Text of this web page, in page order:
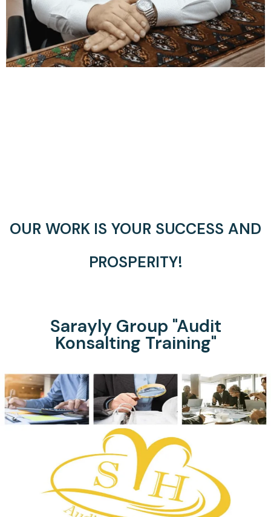
OUR WORK IS YOUR SUCCESS AND
PROSPERITY!
Sarayly Group "Audit
Konsalting Training"